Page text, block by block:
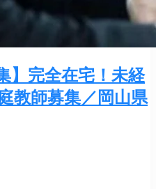
】完全在宅！未経
教師募集／岡山県